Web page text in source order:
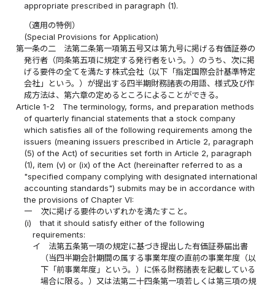
appropriate prescribed in paragraph (1).
（適用の特例）
(Special Provisions for Application)
第一条の二
法第二条第一項第五号又は第九号に掲げる有価証券の
発行者（同条第五項に規定する発行者をいう。）のうち、次に掲
げる要件の全てを満たす株式会社（以下「指定国際会計基準特定
会社」という。）が提出する四半期財務諸表の用語、様式及び作
成方法は、第六章の定めるところによることができる。
Article 1-2
The terminology, forms, and preparation methods
of quarterly financial statements that a stock company
which satisfies all of the following requirements among the
issuers (meaning issuers prescribed in Article 2, paragraph
(5) of the Act) of securities set forth in Article 2, paragraph
(1), item (v) or (ix) of the Act (hereinafter referred to as a
"specified company complying with designated international
accounting standards") submits may be in accordance with
the provisions of Chapter VI:
一
次に掲げる要件のいずれかを満たすこと。
(i)
that it should satisfy either of the following
requirements:
イ
法第五条第一項の規定に基づき提出した有価証券届出書
（当四半期会計期間の属する事業年度の直前の事業年度（以
下「前事業年度」という。）に係る財務諸表を記載している
場合に限る。）又は法第二十四条第一項若しくは第三項の規